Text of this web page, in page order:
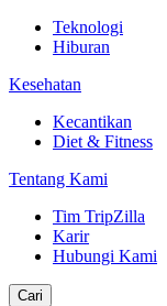
Teknologi
Hiburan
Kesehatan
Kecantikan
Diet & Fitness
Tentang Kami
Tim TripZilla
Karir
Hubungi Kami
Cari